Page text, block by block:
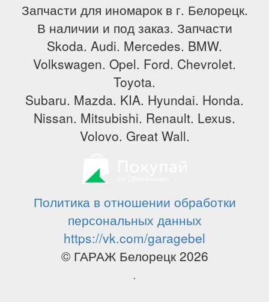
Запчасти для иномарок в г. Белорецк.
В наличии и под заказ. Запчасти
Skoda. Audi. Mercedes. BMW.
Volkswagen. Opel. Ford. Chevrolet.
Toyota.
Subaru. Mazda. KIA. Hyundai. Honda.
Nissan. Mitsubishi. Renault. Lexus.
Volovo. Great Wall.
Политика в отношении обработки
персональных данных
https://vk.com/garagebel
© ГАРАЖ Белорецк 2026
.